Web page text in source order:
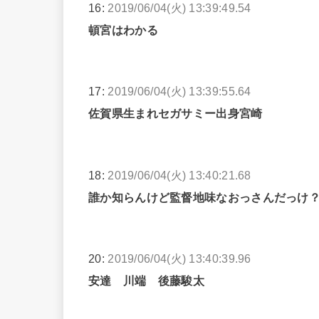
16: 2019/06/04(火) 13:39:49.54
頓宮はわかる
17: 2019/06/04(火) 13:39:55.64
佐賀県生まれセガサミー出身宮崎
18: 2019/06/04(火) 13:40:21.68
誰か知らんけど監督地味なおっさんだっけ
20: 2019/06/04(火) 13:40:39.96
安達 川端 後藤駿太